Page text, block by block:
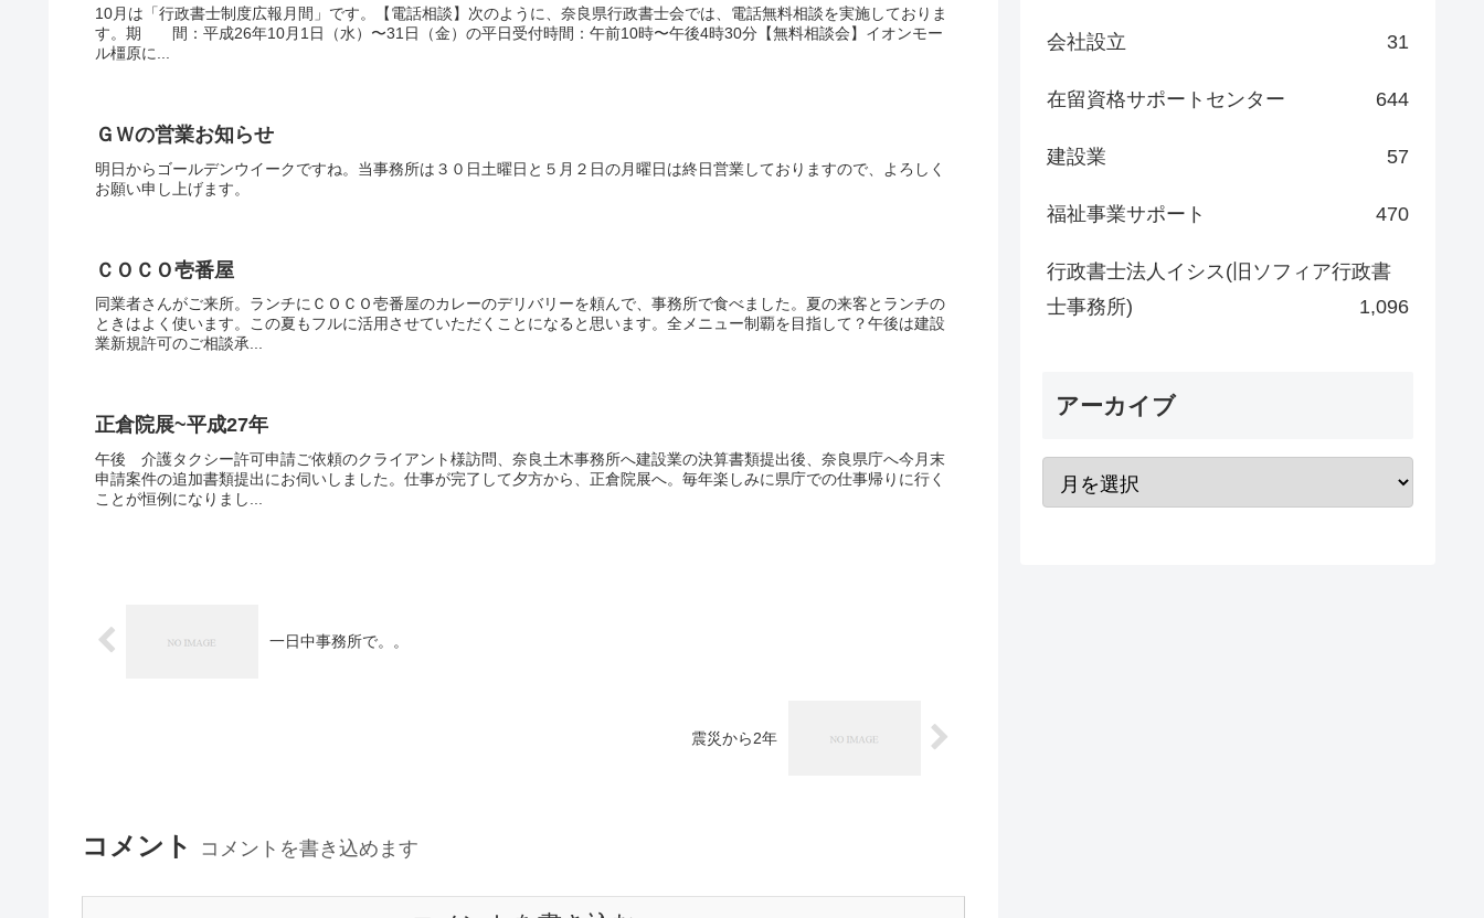
10月は「行政書士制度広報月間」です。【電話相談】次のように、奈良県行政書士会では、電話無料相談を実施しておりま
す。期 間：平成26年10月1日（水）〜31日（金）の平日受付時間：午前10時〜午後4時30分【無料相談会】イオンモー
ル橿原に...
ＧＷの営業お知らせ
明日からゴールデンウイークですね。当事務所は３０日土曜日と５月２日の月曜日は終日営業しておりますので、よろしく
お願い申し上げます。
ＣＯＣＯ壱番屋
同業者さんがご来所。ランチにＣＯＣＯ壱番屋のカレーのデリバリーを頼んで、事務所で食べました。夏の来客とランチの
ときはよく使います。この夏もフルに活用させていただくことになると思います。全メニュー制覇を目指して？午後は建設
業新規許可のご相談承...
正倉院展~平成27年
午後 介護タクシー許可申請ご依頼のクライアント様訪問、奈良土木事務所へ建設業の決算書類提出後、奈良県庁へ今月末
申請案件の追加書類提出にお伺いしました。仕事が完了して夕方から、正倉院展へ。毎年楽しみに県庁での仕事帰りに行く
ことが恒例になりまし...
一日中事務所で。。
震災から2年
コメント コメントを書き込めます
会社設立 31
在留資格サポートセンター 644
建設業 57
福祉事業サポート 470
行政書士法人イシス(旧ソフィア行政書
士事務所)
1,096
アーカイブ